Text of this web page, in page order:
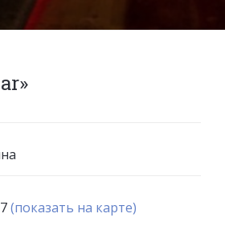
(показать на карте)